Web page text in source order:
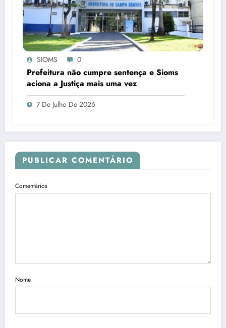
SIOMS 0
Prefeitura não cumpre sentença e Sioms
aciona a Justiça mais uma vez
7 De Julho De 2026
PUBLICAR COMENTÁRIO
Comentários
Nome